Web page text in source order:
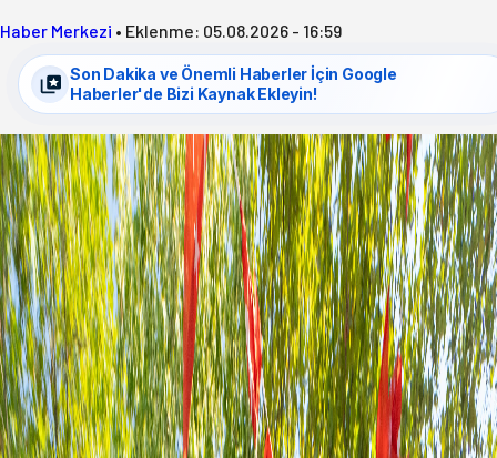
Haber Merkezi • Eklenme: 05.08.2026 - 16:59
Son Dakika ve Önemli Haberler İçin Google
Haberler'de Bizi Kaynak Ekleyin!